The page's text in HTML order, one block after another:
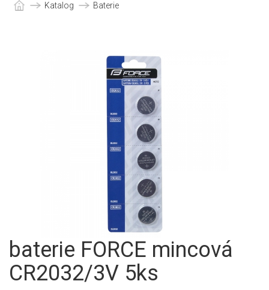
Katalog Baterie
baterie FORCE mincová
CR2032/3V 5ks